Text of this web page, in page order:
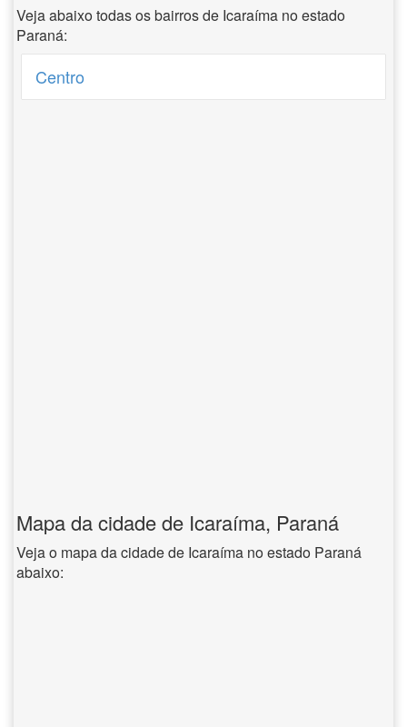
Veja abaixo todas os bairros de Icaraíma no estado
Paraná:
Centro
Mapa da cidade de Icaraíma, Paraná
Veja o mapa da cidade de Icaraíma no estado Paraná
abaixo: